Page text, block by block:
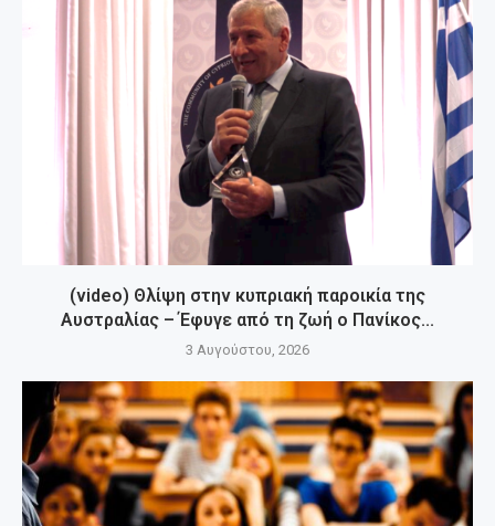
(video) Θλίψη στην κυπριακή παροικία της
Αυστραλίας – Έφυγε από τη ζωή ο Πανίκος...
3 Αυγούστου, 2026